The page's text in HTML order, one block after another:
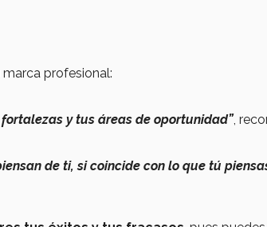
profesional:
y tus áreas de oportunidad”,
de ti, si coincide con lo que tú